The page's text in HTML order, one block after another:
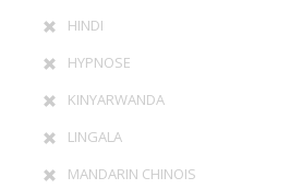
HINDI
HYPNOSE
KINYARWANDA
LINGALA
MANDARIN CHINOIS